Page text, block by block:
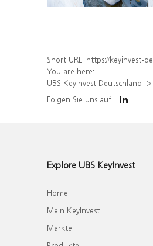
Short URL: https://keyinvest-de.ubs.com/produkt/
You are here:
UBS KeyInvest Deutschland
Folgen Sie uns auf
Explore UBS KeyInvest
Home
Mein KeyInvest
Märkte